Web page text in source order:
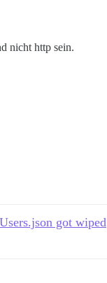
nicht http sein.
got wiped